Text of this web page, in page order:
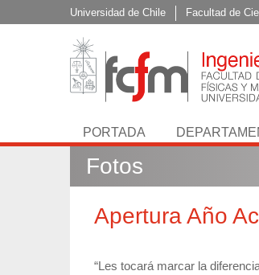
Universidad de Chile Facultad de
PORTADA
Fotos
Apertura Año
“Les tocará marcar la